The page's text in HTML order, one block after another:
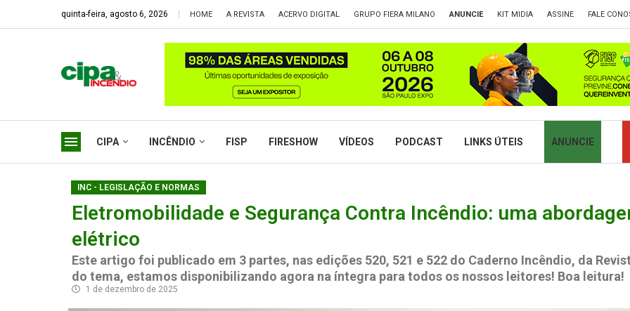
quinta-feira, agosto 6, 2026 HOME A REVISTA ACERVO DIGITAL GRUPO FIERA MILANO ANUNCIE KIT MIDIA ASSINE FALE
CIPA INCÊNDIO FISP FIRESHOW VÍDEOS PODCAST LINKS ÚTEIS ANUNCIE
INC - LEGISLAÇÃO E NORMAS
Eletromobilidade e Segurança Contra Incêndio: uma
elétrico
Este artigo foi publicado em 3 partes, nas edições 520, 521 e 522 do Caderno Incêndio, da
do tema, estamos disponibilizando agora na íntegra para todos os nossos leitores! Boa leitura!
1 de dezembro de 2025